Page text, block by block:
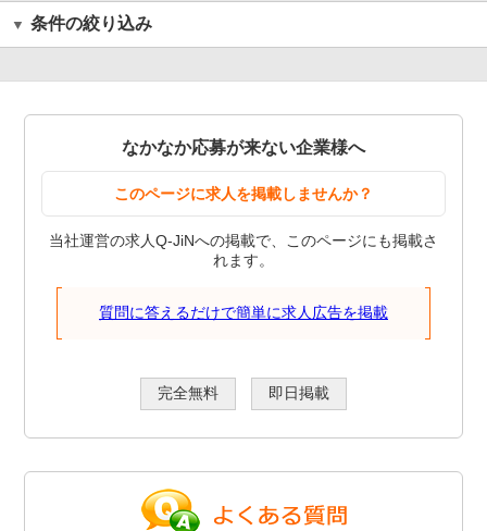
条件の絞り込み
なかなか応募が来ない企業様へ
このページに求人を掲載しませんか？
当社運営の求人Q-JiNへの掲載で、このページにも掲載さ
れます。
質問に答えるだけで簡単に求人広告を掲載
完全無料 即日掲載